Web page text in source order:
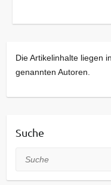
Die Artikelinhalte liegen
genannten Autoren.
Suche
Suche